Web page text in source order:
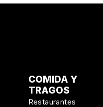
COMIDA Y
TRAGOS
Restaurantes